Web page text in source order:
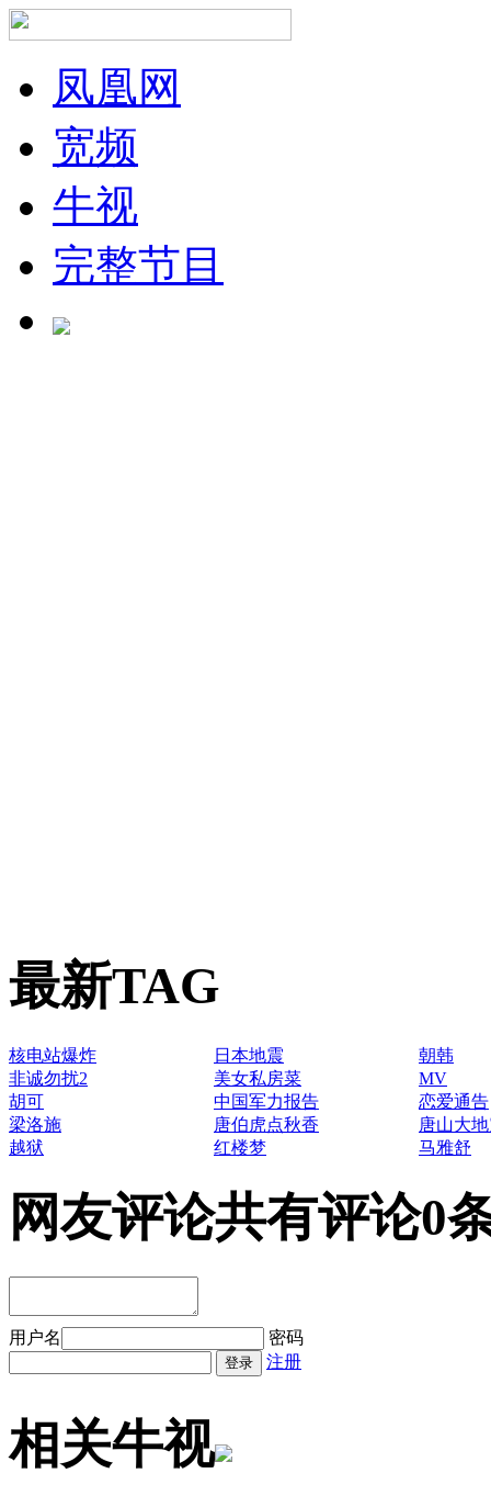
凤凰网
宽频
牛视
完整节目
最新TAG
核电站爆炸 日本地震
朝韩
非诚勿扰2
美女私房菜
MV
胡可
中国军力报告
恋爱通告
梁洛施
唐伯虎点秋香
唐山大
越狱
红楼梦 马雅舒
网友评论共有评论0
用户名
密码
注册
相关牛视